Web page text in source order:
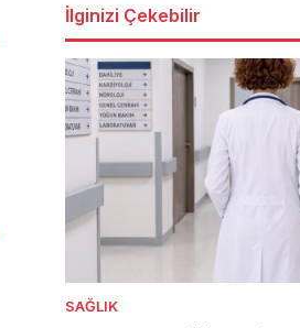
İlginizi Çekebilir
SAĞLIK